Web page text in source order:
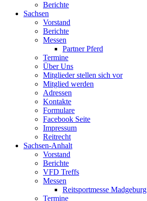
Berichte
Sachsen
Vorstand
Berichte
Messen
Partner Pferd
Termine
Über Uns
Mitglieder stellen sich vor
Mitglied werden
Adressen
Kontakte
Formulare
Facebook Seite
Impressum
Reitrecht
Sachsen-Anhalt
Vorstand
Berichte
VFD Treffs
Messen
Reitsportmesse Madgeburg
Termine